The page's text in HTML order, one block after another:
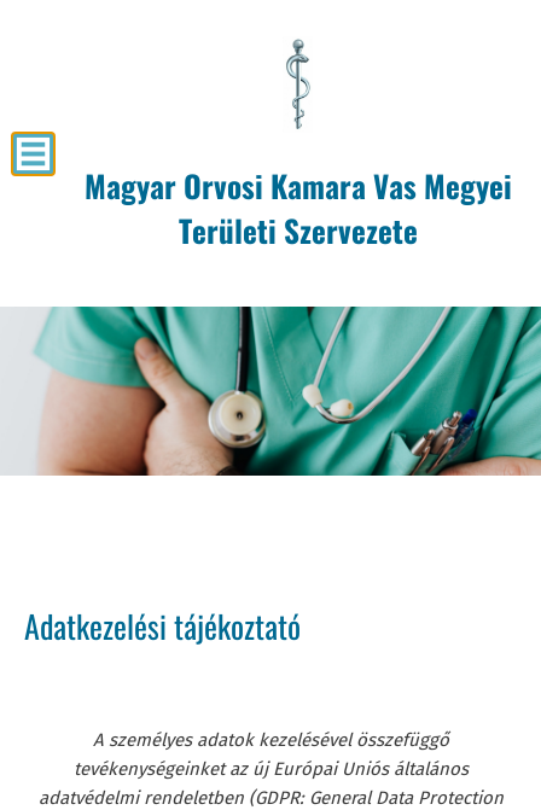
Magyar Orvosi Kamara Vas Megyei
Területi Szervezete
Adatkezelési tájékoztató
A személyes adatok kezelésével összefüggő
tevékenységeinket az új Európai Uniós általános
adatvédelmi rendeletben (GDPR: General Data Protection